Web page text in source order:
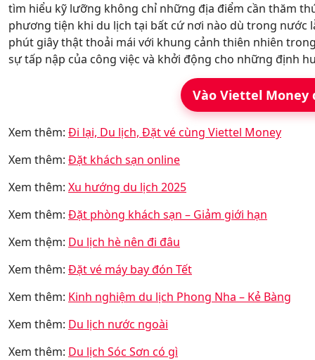
tìm hiểu kỹ lưỡng không chỉ những địa điểm cần thăm
phương tiện khi du lịch tại bất cứ nơi nào dù trong
phút giây thật thoải mái với khung cảnh thiên nhiên
sự tấp nập của công việc và khởi động cho những định
Vào Viettel Money
Xem thêm: Đi lại, Du lịch, Đặt vé cùng Viettel Money
Xem thêm: Đặt khách sạn online
Xem thêm: Xu hướng du lịch 2025
Xem thêm: Đặt phòng khách sạn – Giảm giới hạn
Xem thệm: Du lịch hè nên đi đâu
Xem thêm: Đặt vé máy bay đón Tết
Xem thêm: Kinh nghiệm du lịch Phong Nha – Kẻ Bàng
Xem thêm: Du lịch nước ngoài
Xem thêm: Du lịch Sóc Sơn có gì